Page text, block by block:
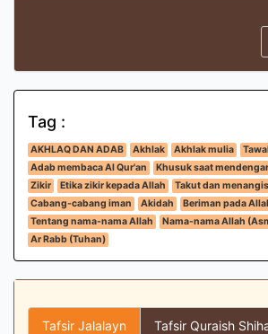
Tag :
AKHLAQ DAN ADAB Akhlak Akhlak mulia
Adab membaca Al Qur'an
Khusuk saat
Zikir
Etika zikir kepada Allah Takut dan
Cabang-cabang iman
Akidah
Beriman pada
Tentang nama-nama Allah
Nama-nama Allah
Ar Rabb (Tuhan)
Tafsir Jalalayn Tafsir Quraish